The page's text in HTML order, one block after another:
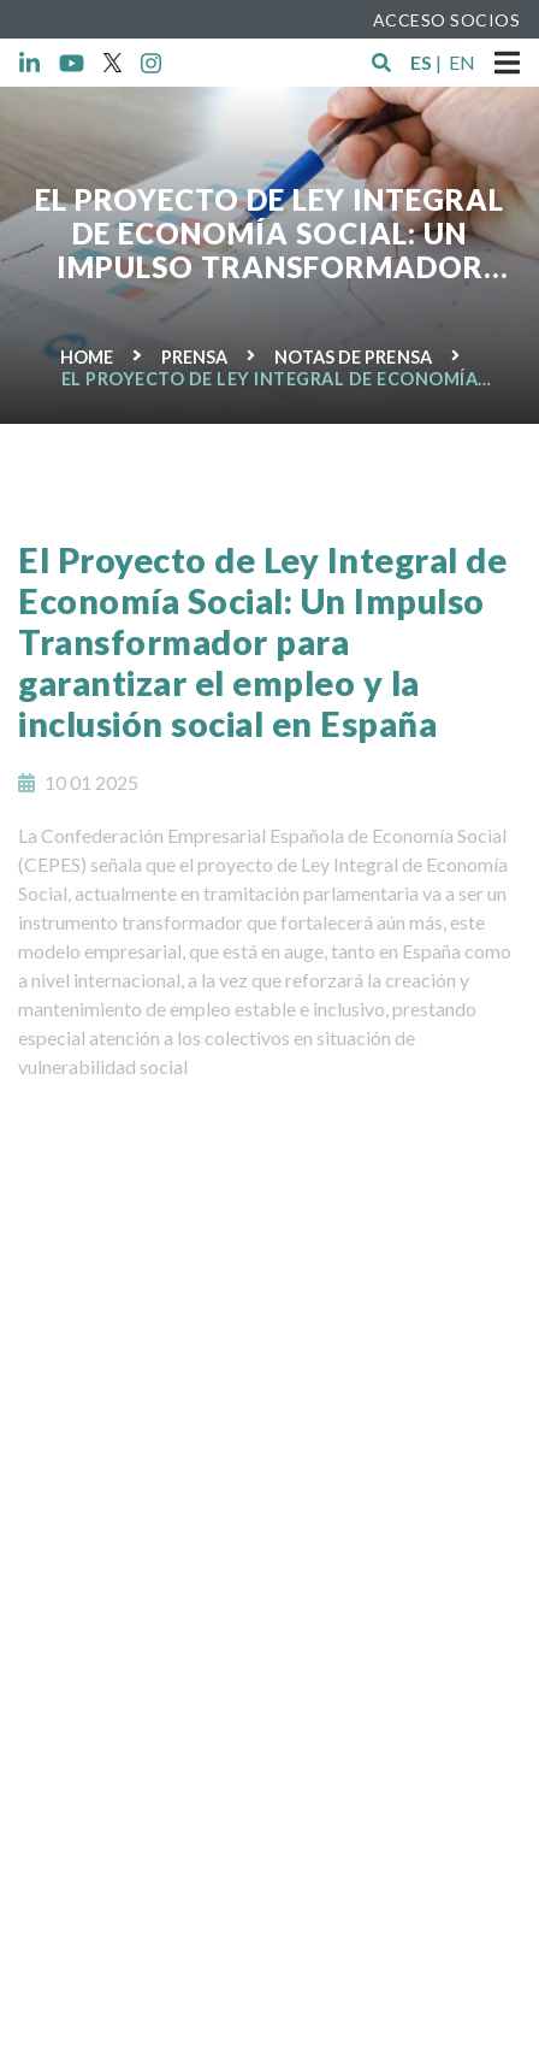
ACCESO SOCIOS
ES | EN
EL PROYECTO DE LEY INTEGRAL
DE ECONOMÍA SOCIAL: UN
IMPULSO TRANSFORMADOR
PARA GARANTIZAR EL EMPLEO Y
LA INCLUSIÓN SOCIAL EN ESPAÑA
HOME PRENSA
NOTAS DE PRENSA
EL PROYECTO DE LEY INTEGRAL DE ECONOMÍA
GARANTIZAR EL EMPLEO Y LA INCLUSIÓN SOCIAL
El Proyecto de Ley Integral de
Economía Social: Un Impulso
Transformador para
garantizar el empleo y la
inclusión social en España
10 01 2025
La Confederación Empresarial Española de Economía Social
(CEPES) señala que el proyecto de Ley Integral de Economía
Social, actualmente en tramitación parlamentaria va a ser un
instrumento transformador que fortalecerá aún más, este
modelo empresarial, que está en auge, tanto en España como
a nivel internacional, a la vez que reforzará la creación y
mantenimiento de empleo estable e inclusivo, prestando
especial atención a los colectivos en situación de
vulnerabilidad social